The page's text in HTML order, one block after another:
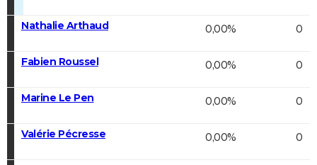
Nathalie Arthaud 0,00% 0
Fabien Roussel 0,00% 0
Marine Le Pen 0,00% 0
Valérie Pécresse 0,00% 0